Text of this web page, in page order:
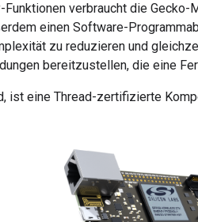
verbraucht die Gecko-
einen Software-
zu reduzieren und
bereitzustellen, die eine
ist eine Thread-zertifizierte